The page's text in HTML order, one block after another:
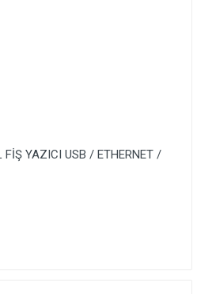
FİŞ YAZICI USB / ETHERNET /